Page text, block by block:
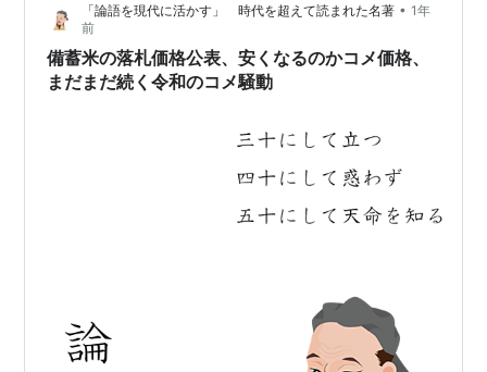
「論語を現代に活かす」 時代を超えて読まれた名著 • 1年
前
備蓄米の落札価格公表、安くなるのかコメ価格、
まだまだ続く令和のコメ騒動